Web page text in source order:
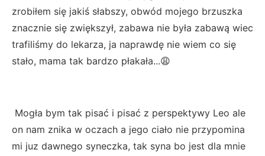
zrobiłem się jakiś słabszy, obwód mojego brzuszka
znacznie się zwiększył, zabawa nie była zabawą wiec
trafiliśmy do lekarza, ja naprawdę nie wiem co się
stało, mama tak bardzo płakała...😩
Mogła bym tak pisać i pisać z perspektywy Leo ale
on nam znika w oczach a jego ciało nie przypomina
mi juz dawnego syneczka, tak syna bo jest dla mnie